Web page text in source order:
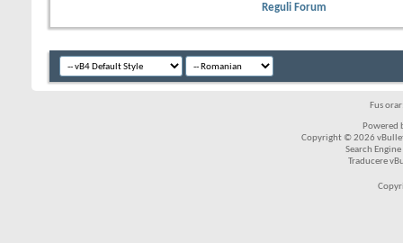
Reguli Forum
Fus
Powered
Copyright © 2026
Search
Traducere